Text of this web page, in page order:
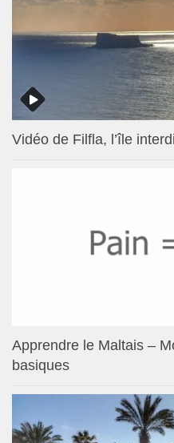
Vidéo de Filfla, l’île
Apprendre le Maltais –
basiques